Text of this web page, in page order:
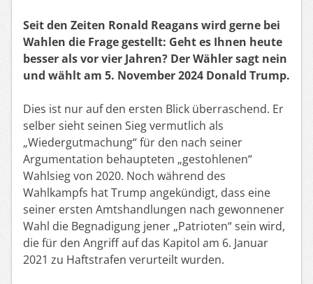
Seit den Zeiten Ronald Reagans wird gerne bei
Wahlen die Frage gestellt: Geht es Ihnen heute
besser als vor vier Jahren? Der Wähler sagt nein
und wählt am 5. November 2024 Donald Trump.
Dies ist nur auf den ersten Blick überraschend. Er
selber sieht seinen Sieg vermutlich als
„Wiedergutmachung“ für den nach seiner
Argumentation behaupteten „gestohlenen“
Wahlsieg von 2020. Noch während des
Wahlkampfs hat Trump angekündigt, dass eine
seiner ersten Amtshandlungen nach gewonnener
Wahl die Begnadigung jener „Patrioten“ sein wird,
die für den Angriff auf das Kapitol am 6. Januar
2021 zu Haftstrafen verurteilt wurden.